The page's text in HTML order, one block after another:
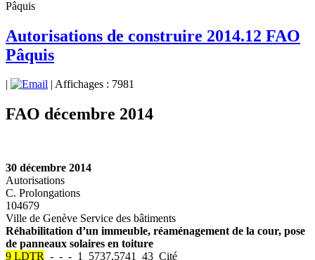
Pâquis
Autorisations de construire 2014.12 FAO
Pâquis
| Affichages : 7981
FAO décembre 2014
30 décembre 2014
Autorisations
C. Prolongations
104679
Ville de Genève Service des bâtiments
Réhabilitation d’un immeuble, réaménagement de la cour, pose
de panneaux solaires en toiture
9 LDTR - - - 1 5737,5741 43 Cité